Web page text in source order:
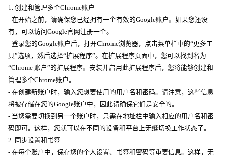
1. 创建和管理多个Chrome账户
- 在开始之前，请确保您已经拥有一个有效的Google账户。如果您还没
有，可以访问Google官网注册一个。
- 登录您的Google账户后，打开Chrome浏览器，点击菜单栏中的“更多工
具”选项，然后选择“扩展程序”。在扩展程序页面中，您可以找到名为
“Chrome 账户”的扩展程序。安装并启用此扩展程序后，您将能够创建和
管理多个Chrome账户。
- 在创建新账户时，输入您想要使用的用户名和密码。请注意，这些信息
将被存储在您的Google账户中，因此请确保它们是安全的。
- 当您需要切换到另一个账户时，只需在地址栏中输入相应的用户名和密
码即可。这样，您就可以在不同的设备和平台上无缝切换工作状态了。
2. 同步设置和书签
- 在每个账户中，保存您的个人设置、书签和密码等重要信息。这样，无